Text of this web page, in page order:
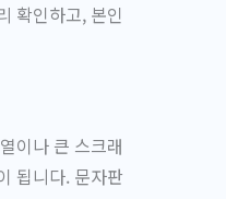
확인하고, 본인
이나 큰 스크래
됩니다. 문자판